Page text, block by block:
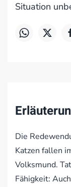
Situation
Die
Katzen fallen
Volksmund.
Fähigkeit: